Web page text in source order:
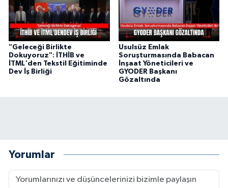
"Geleceği Birlikte
Dokuyoruz": İTHİB ve
İTML'den Tekstil Eğitiminde
Dev İş Birliği
Usulsüz Emlak
Soruşturmasında Babacan
İnşaat Yöneticileri ve
GYODER Başkanı
Gözaltında
Yorumlar